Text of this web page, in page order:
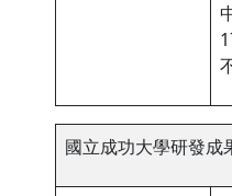
國立成功大學研發成